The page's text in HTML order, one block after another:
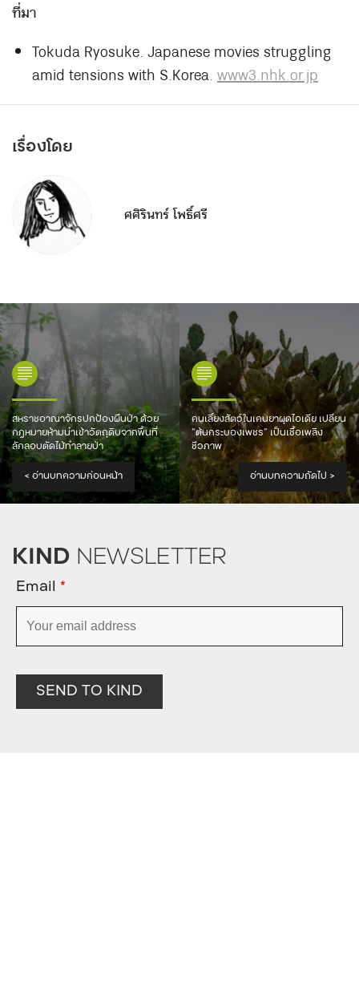
ที่มา
Tokuda Ryosuke. Japanese movies struggling
amid tensions with S.Korea.www3.nhk.or.jp
เรื่องโดย
ศศิรินทร์ โพธิ์ศรี
สหราชอาณาจักรปกป้องผืนป่า ด้วย
กฎหมายห้ามนำเข้าวัตถุดิบจากพื้นที่
ลักลอบตัดไม้ทำลายป่า
< อ่านบทความก่อนหน้า
คนเลี้ยงสัตว์ในเคนยาผุดไอเดีย เปลี่ยน
“ต้นกระบองเพชร” เป็นเชื้อเพลิง
ชีวภาพ
อ่านบทความถัดไป >
KIND NEWSLETTER
Email *